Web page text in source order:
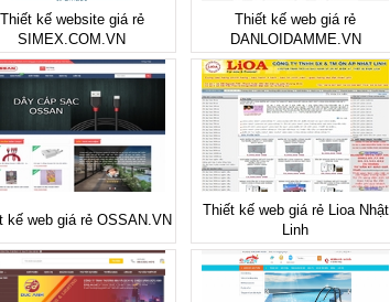
Thiết kế website giá rẻ
SIMEX.COM.VN
Thiết kế web giá rẻ
DANLOIDAMME.VN
kế web giá rẻ OSSAN.VN
Thiết kế web giá rẻ Lioa Nhật
Linh